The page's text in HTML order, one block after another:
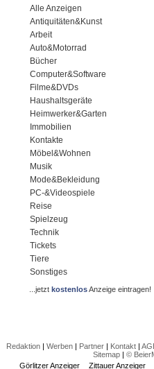
Alle Anzeigen
Antiquitäten&Kunst
Arbeit
Auto&Motorrad
Bücher
Computer&Software
Filme&DVDs
Haushaltsgeräte
Heimwerker&Garten
Immobilien
Kontakte
Möbel&Wohnen
Musik
Mode&Bekleidung
PC-&Videospiele
Reise
Spielzeug
Technik
Tickets
Tiere
Sonstiges
...jetztkostenlosAnzeige eintragen!
Redaktion| Werben| Partner| Kontakt|
Sitemap| ©
Görlitzer Anzeiger
Zittauer Anzeiger